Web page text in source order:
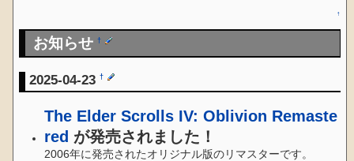
↑
お知らせ†
2025-04-23†
The Elder Scrolls IV: Oblivion Remaste
red が発売されました！
2006年に発売されたオリジナル版のリマスターです。